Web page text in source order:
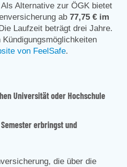
Alternative zur ÖGK bietet
ab 77,75 € im
Laufzeit beträgt drei Jahre.
von FeelSafe.
Universität oder Hochschule
erbringst und
die über die